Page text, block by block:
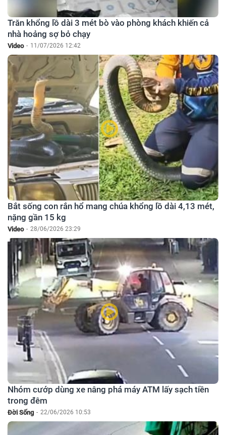
Trăn khổng lồ dài 3 mét bò vào phòng khách khiến cả
nhà hoảng sợ bỏ chạy
Video - 11/07/2026 12:42
Bắt sống con rắn hổ mang chúa khổng lồ dài 4,13 mét,
nặng gần 15 kg
Video - 28/06/2026 23:29
Nhóm cướp dùng xe nâng phá máy ATM lấy sạch tiền
trong đêm
Đời Sống - 22/06/2026 10:53